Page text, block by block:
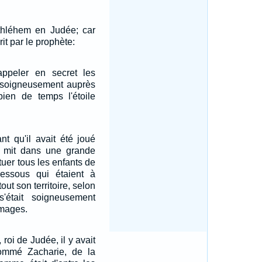
en Judée; car
par le prophète:
en secret les
auprès
de temps l'étoile
qu'il avait été joué
dans une grande
tous les enfants de
qui étaient à
son territoire, selon
soigneusement
roi de Judée, il y avait
Zacharie, de la